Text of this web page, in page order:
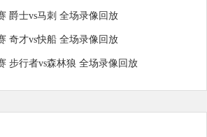
爵士vs马刺 全场录像回放
奇才vs快船 全场录像回放
步行者vs森林狼 全场录像回放